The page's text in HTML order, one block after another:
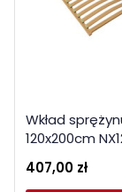
Wkład
120x200cm
407,00 zł